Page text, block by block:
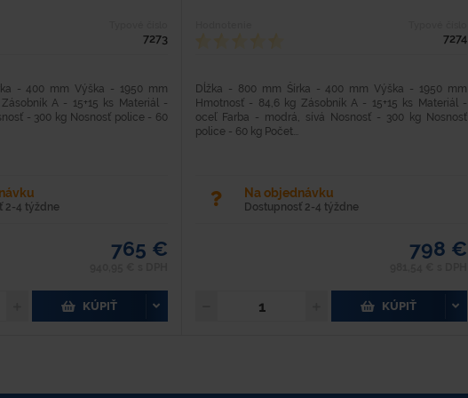
7273
- 400 mm Výška - 1950 mm
A - 15+15 ks Materiál -
- 300 kg Nosnosť police - 60
2-4 týždne
765 €
KÚPIŤ
7274
Dĺžka - 800 mm Šírka - 400 mm Výška - 1950 mm
Hmotnosť - 84,6 kg Zásobník A - 15+15 ks Materiál -
oceľ Farba - modrá, sívá Nosnosť - 300 kg Nosnosť
police - 60 kg Počet...
Na objednávku
Dostupnosť 2-4 týždne
798 €
KÚPIŤ